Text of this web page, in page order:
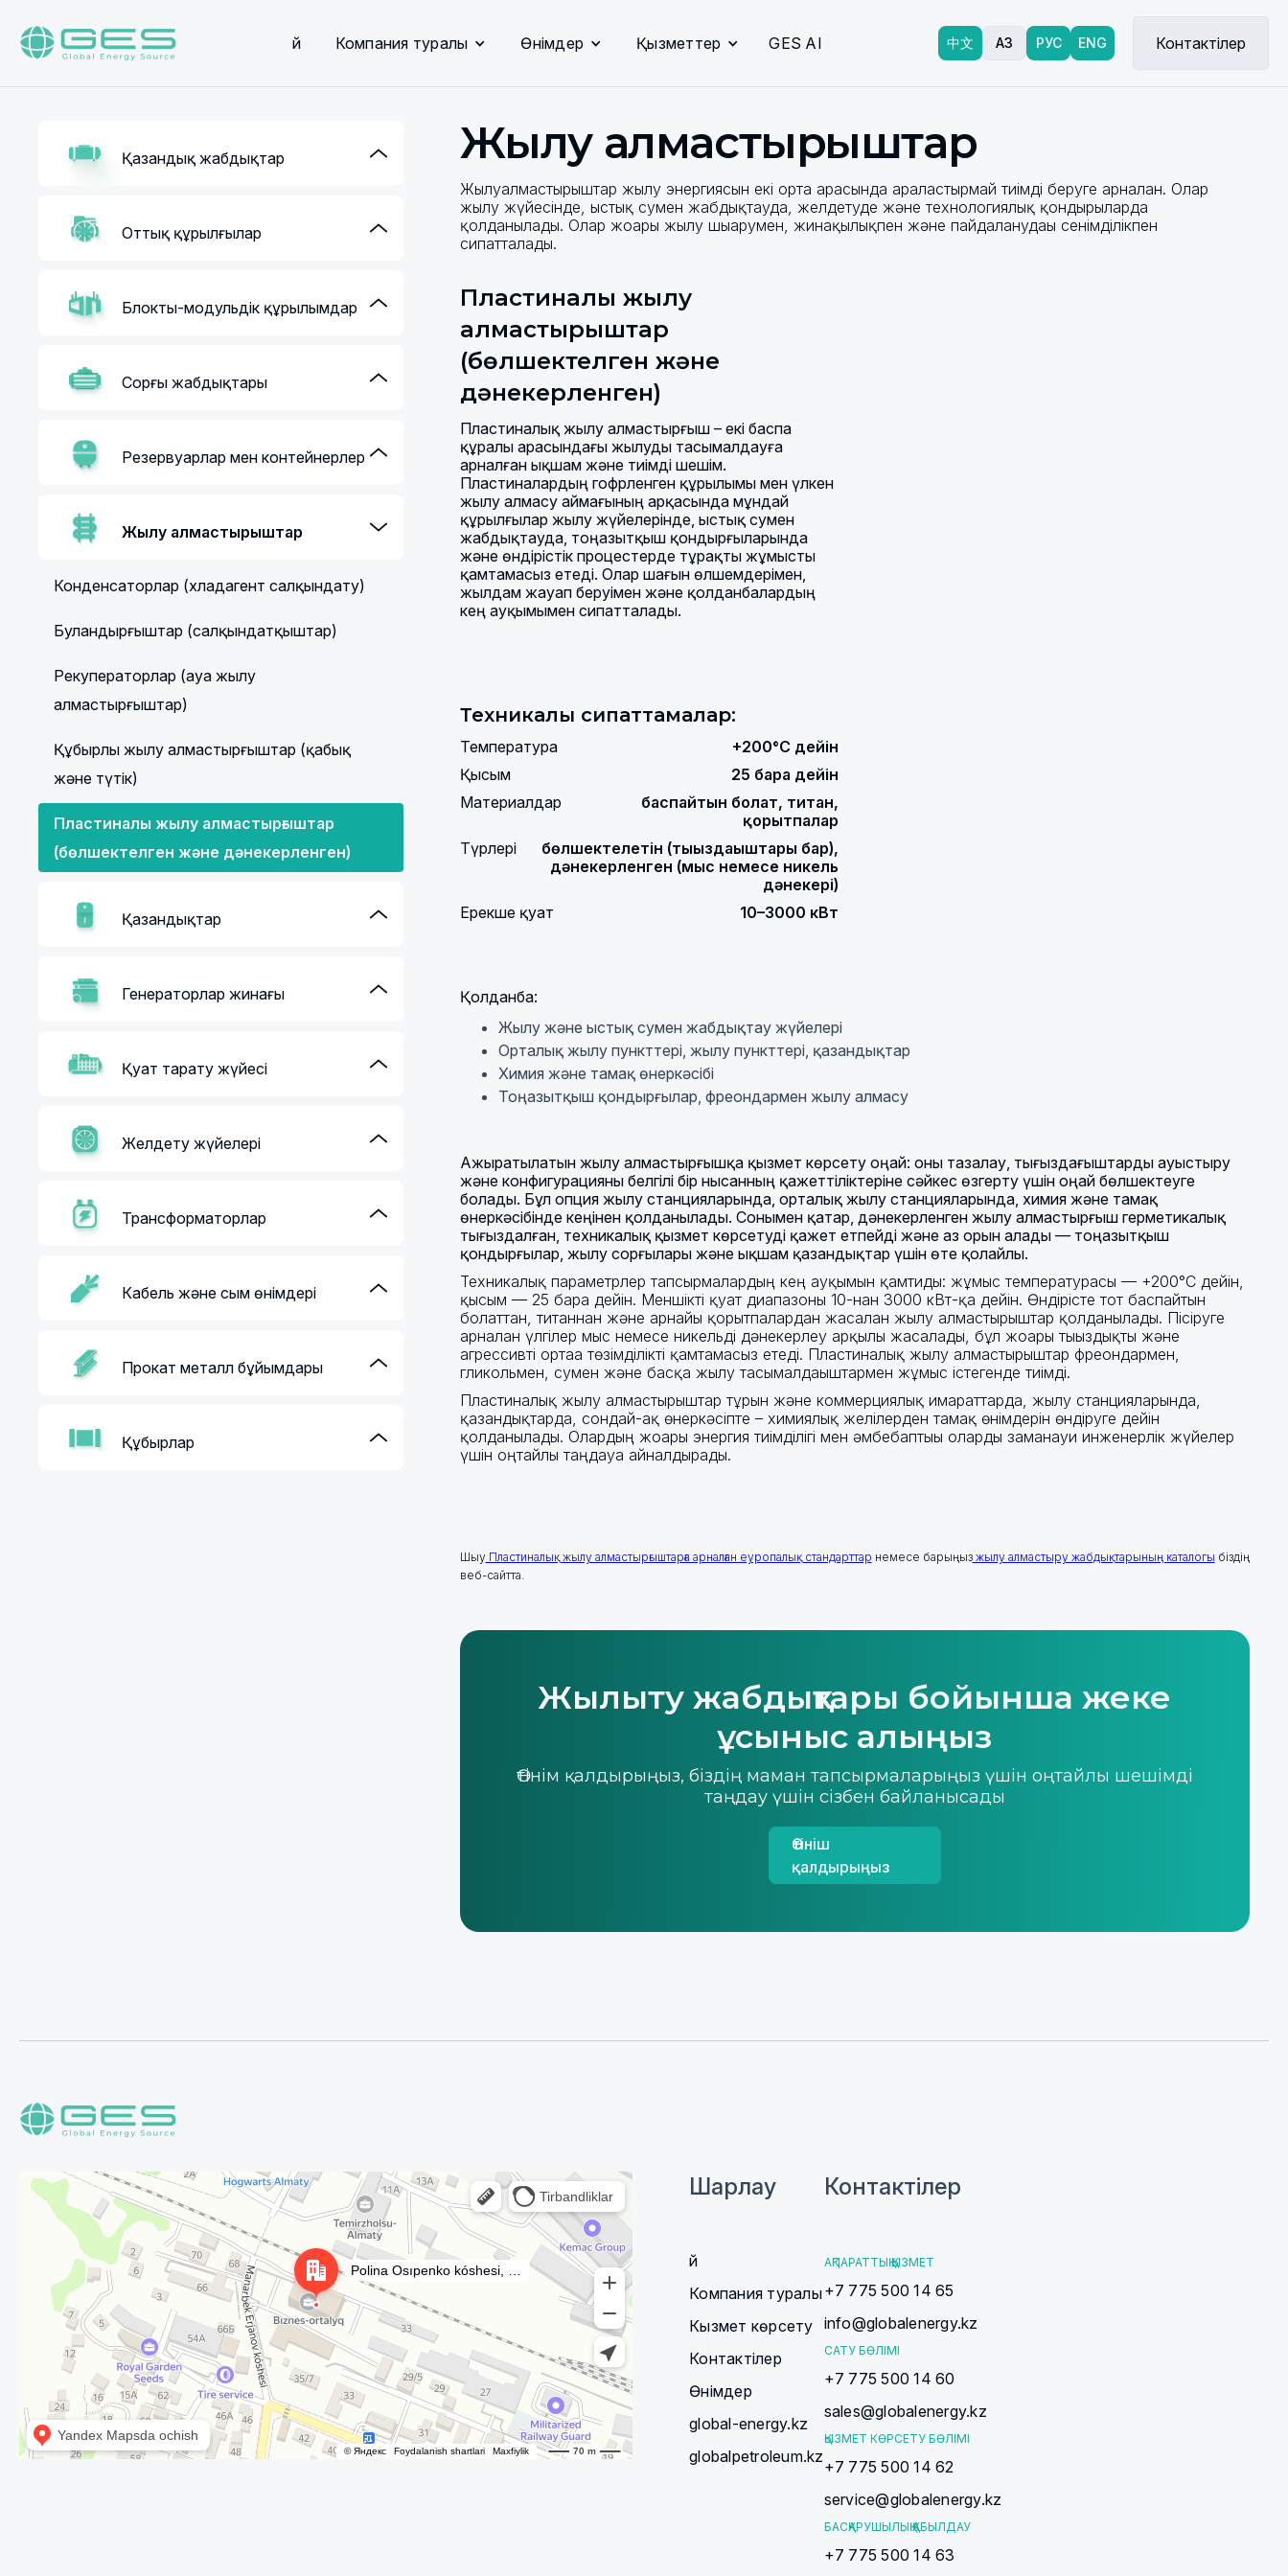
Үй Компания туралы Өнімдер Қызметтер GES AI 中文 ҚАЗ РУС ENG Контактілер
Қазандық жабдықтар
Оттық құрылғылар
Блокты-модульдік құрылымдар
Сорғы жабдықтары
Резервуарлар мен контейнерлер
Жылу алмастырғыштар
Конденсаторлар (хладагент салқындату)
Буландырғыштар (салқындатқыштар)
Рекуператорлар (ауа жылу
алмастырғыштар)
Құбырлы жылу алмастырғыштар (қабық
және түтік)
Пластиналы жылу алмастырғыштар
(бөлшектелген және дәнекерленген)
Қазандықтар
Генераторлар жинағы
Қуат тарату жүйесі
Желдету жүйелері
Трансформаторлар
Кабель және сым өнімдері
Прокат металл бұйымдары
Құбырлар
Жылу алмастырғыштар
Жылуалмастырғыштар жылу энергиясын екі орта арасында араластырмай тиімді беруге арналған. Олар
жылу жүйесінде, ыстық сумен жабдықтауда, желдетуде және технологиялық қондырғыларда
қолданылады. Олар жоғары жылу шығарумен, жинақылықпен және пайдаланудағы сенімділікпен
сипатталады.
Пластиналы жылу
алмастырғыштар
(бөлшектелген және
дәнекерленген)
Пластиналық жылу алмастырғыш – екі баспа
құралы арасындағы жылуды тасымалдауға
арналған ықшам және тиімді шешім.
Пластиналардың гофрленген құрылымы мен үлкен
жылу алмасу аймағының арқасында мұндай
құрылғылар жылу жүйелерінде, ыстық сумен
жабдықтауда, тоңазытқыш қондырғыларында
және өндірістік процестерде тұрақты жұмысты
қамтамасыз етеді. Олар шағын өлшемдерімен,
жылдам жауап беруімен және қолданбалардың
кең ауқымымен сипатталады.
Техникалық сипаттамалар:
Температура
+200°С дейін
Қысым
25 барға дейін
Материалдар
баспайтын болат, титан,
қорытпалар
Түрлері
бөлшектелетін (тығыздағыштары бар),
дәнекерленген (мыс немесе никель
дәнекері)
Ерекше қуат
10–3000 кВт
Қолданба:
Жылу және ыстық сумен жабдықтау жүйелері
Орталық жылу пункттері, жылу пункттері, қазандықтар
Химия және тамақ өнеркәсібі
Тоңазытқыш қондырғылар, фреондармен жылу алмасу
Ажыратылатын жылу алмастырғышқа қызмет көрсету оңай: оны тазалау, тығыздағыштарды ауыстыру
және конфигурацияны белгілі бір нысанның қажеттіліктеріне сәйкес өзгерту үшін оңай бөлшектеуге
болады. Бұл опция жылу станцияларында, орталық жылу станцияларында, химия және тамақ
өнеркәсібінде кеңінен қолданылады. Сонымен қатар, дәнекерленген жылу алмастырғыш герметикалық
тығыздалған, техникалық қызмет көрсетуді қажет етпейді және аз орын алады — тоңазытқыш
қондырғылар, жылу сорғылары және ықшам қазандықтар үшін өте қолайлы.
Техникалық параметрлер тапсырмалардың кең ауқымын қамтиды: жұмыс температурасы — +200°C дейін,
қысым — 25 барға дейін. Меншікті қуат диапазоны 10-нан 3000 кВт-қа дейін. Өндірісте тот баспайтын
болаттан, титаннан және арнайы қорытпалардан жасалған жылу алмастырғыштар қолданылады. Пісіруге
арналған үлгілер мыс немесе никельді дәнекерлеу арқылы жасалады, бұл жоғары тығыздықты және
агрессивті ортаға төзімділікті қамтамасыз етеді. Пластиналық жылу алмастырғыштар фреондармен,
гликольмен, сумен және басқа жылу тасымалдағыштармен жұмыс істегенде тиімді.
Пластиналық жылу алмастырғыштар тұрғын және коммерциялық ғимараттарда, жылу станцияларында,
қазандықтарда, сондай-ақ өнеркәсіпте – химиялық желілерден тамақ өнімдерін өндіруге дейін
қолданылады. Олардың жоғары энергия тиімділігі мен әмбебаптығы оларды заманауи инженерлік жүйелер
үшін оңтайлы таңдауға айналдырады.
ШығуПластиналық жылу алмастырғыштарға арналған еуропалық стандарттар немесе барыңызжылу алмастыру жабдықтарының каталогы біздің
веб-сайтта.
Жылыту жабдықтары бойынша жеке
ұсыныс алыңыз
Өтінім қалдырыңыз, біздің маман тапсырмаларыңыз үшін оңтайлы шешімді
таңдау үшін сізбен байланысады
Өтініш
қалдырыңыз
Алматы
Улица Осипенко, 35А на карте Алматы — Яндекс Карты
Шарлау
Үй
Компания туралы
Кызмет көрсету
Контактілер
Өнімдер
global-energy.kz
globalpetroleum.kz
Контактілер
АҚПАРАТТЫҚ ҚЫЗМЕТ
+7 775 500 14 65
info@globalenergy.kz
САТУ БӨЛІМІ
+7 775 500 14 60
sales@globalenergy.kz
ҚЫЗМЕТ КӨРСЕТУ БӨЛІМІ
+7 775 500 14 62
service@globalenergy.kz
БАСҚАРУШЫЛЫҚ ҚАБЫЛДАУ
+7 775 500 14 63